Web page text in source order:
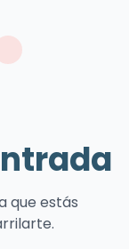
que estás